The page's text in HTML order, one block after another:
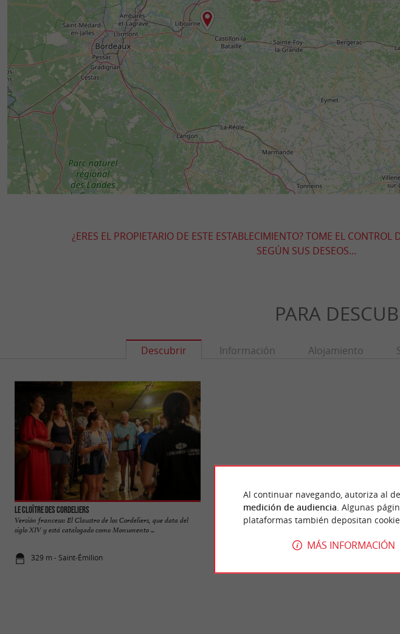
¿ERES EL PROPIETARIO DE ESTE ESTABLECIMIENTO? TOME EL
SEGÚN SUS DESEOS...
PARA
Descubrir Información Alojamiento
Le Cloître des Cordeliers
Versión francesa: El Claustro de los Cordeliers, que data del
siglo XIV y está catalogado como Monumento ...
329 m - Saint-Émilion
Cité médiévale de Saint-Emilion
Saint-Émilion es una verdadera joya de la Gironda, famosa en
Al continuar navegando, autoriza al
medición de audiencia . Algunas
plataformas también depositan
MÁS INFORMACIÓN